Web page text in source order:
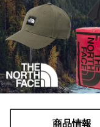
商品情報